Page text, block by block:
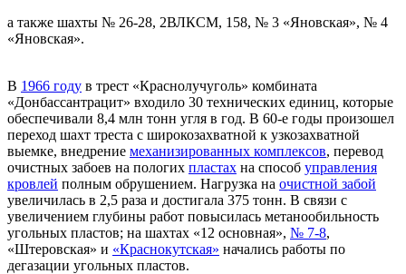
а также шахты № 26-28, 2ВЛКСМ, 158, № 3 «Яновская», № 4
«Яновская».
В 1966 году в трест «Краснолучуголь» комбината
«Донбассантрацит» входило 30 технических единиц, которые
обеспечивали 8,4 млн тонн угля в год. В 60-е годы произошел
переход шахт треста с широкозахватной к узкозахватной
выемке, внедрение механизированных комплексов, перевод
очистных забоев на пологих пластах на способ управления
кровлей полным обрушением. Нагрузка на очистной забой
увеличилась в 2,5 раза и достигала 375 тонн. В связи с
увеличением глубины работ повысилась метанообильность
угольных пластов; на шахтах «12 основная», № 7-8,
«Штеровская» и «Краснокутская» начались работы по
дегазации угольных пластов.